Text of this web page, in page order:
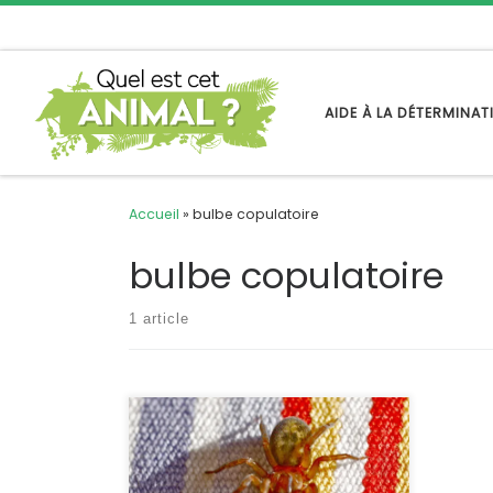
AIDE À LA
Accueil » bulbe copulatoire
bulbe copulatoire
1 article
Deux espèces très proches ne se
distinguent que par l’anatomie de
leur appareil génital. Nous les avons
regroupées, leur biologie étant